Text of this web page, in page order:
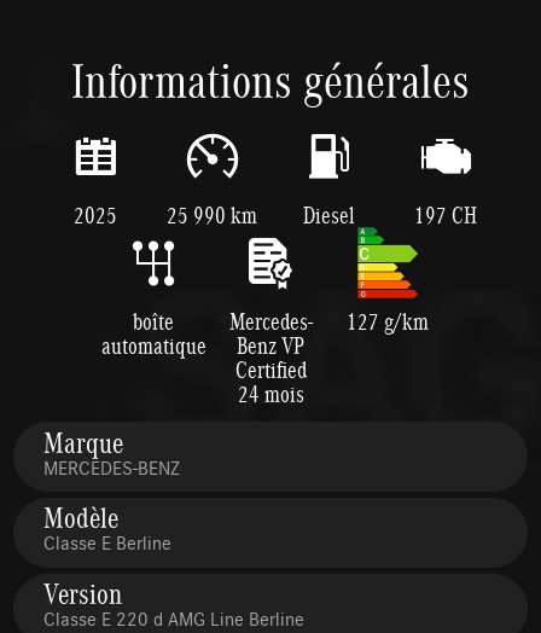
Informations générales
2025 25 990 km Diesel 197 CH
boîte
automatique
Mercedes-
Benz VP
Certified
24 mois
127 g/km
Marque
MERCEDES-BENZ
Modèle
Classe E Berline
Version
Classe E 220 d AMG Line Berline